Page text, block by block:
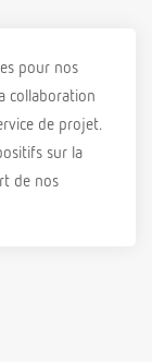
pour nos
collaboration
de projet.
sur la
de nos